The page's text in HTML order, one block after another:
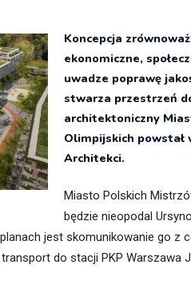
Firmy
Koncepcja
ekonomiczne,
uwadze poprawę
stwarza przestrzeń
architektoniczny
Olimpijskich powstał
Architekci.
Miasto Polskich
będzie nieopodal
jest skomunikowanie go z
do stacji PKP Warszawa